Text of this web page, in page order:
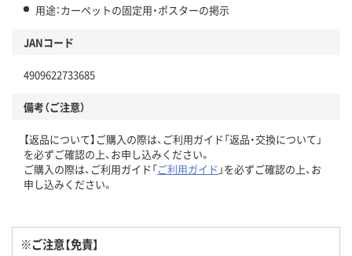
用途：カーペットの固定用・ポスターの掲示
JANコード
4909622733685
備考（ご注意）
【返品について】ご購入の際は、ご利用ガイド「返品・交換について」
を必ずご確認の上、お申し込みください。
ご購入の際は、ご利用ガイド「ご利用ガイド 」を必ずご確認の上、お
申し込みください。
※ご注意【免責】